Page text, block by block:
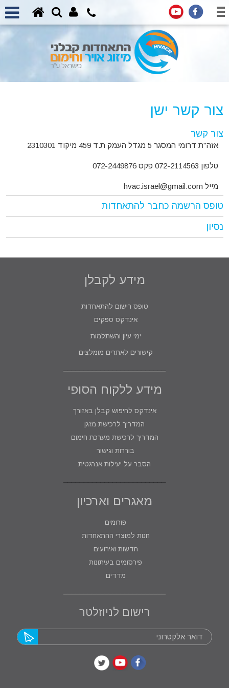
צור קשר ישן
צור קשר
אזה"ת דרומי המסגר 5 מגדל העמק ת.ד 459 מיקוד 2310301
טלפון 072-2114563 פקס 072-2449876
מייל hvac.israel@gmail.com
טופס הרשמה כחבר להתאחדות
נסיון
מידע לקבלן
טופס רישום להתאחדות
אינדקס ספקים
ימי עיון והשתלמות
קישורים לאתרים מומלצים
מידע ללקוח הסופי
אינדקס לחיפוש קבלן באזורך
המדריך לרכישת מזגן
המדריך לרכישת מערכת חימום
בוררות וגישור
הסבר על יעילות אנרגטית
מאגרים וארכיון
פורומים
חנות למוצרי ההתאחדות
חדשות ואירועים
פירסומים בעיתונות
מדדים
רישום לניוזלטר